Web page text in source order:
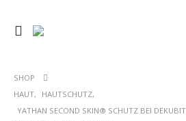
SHOP
HAUT, HAUTSCHUTZ,
YATHAN SECOND SKIN® SCHUTZ BEI